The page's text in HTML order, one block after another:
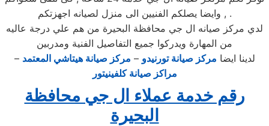
, وايضا يصلكم الفنيين الى منزل لصيانه اجهزتكم .
لدي مركز صيانه ال جي محافظة البحيرة من هم علي درجة عاليه
من المهارة ويدركوا جميع التفاصيل الفنية ومدربين
لدينا ايضا مركز صيانة تورنيدو – مركز صيانة هيتاشي المعتمد –
مراكز صيانة كلفينيتور
رقم خدمة عملاء ال جي محافظة
البحيرة